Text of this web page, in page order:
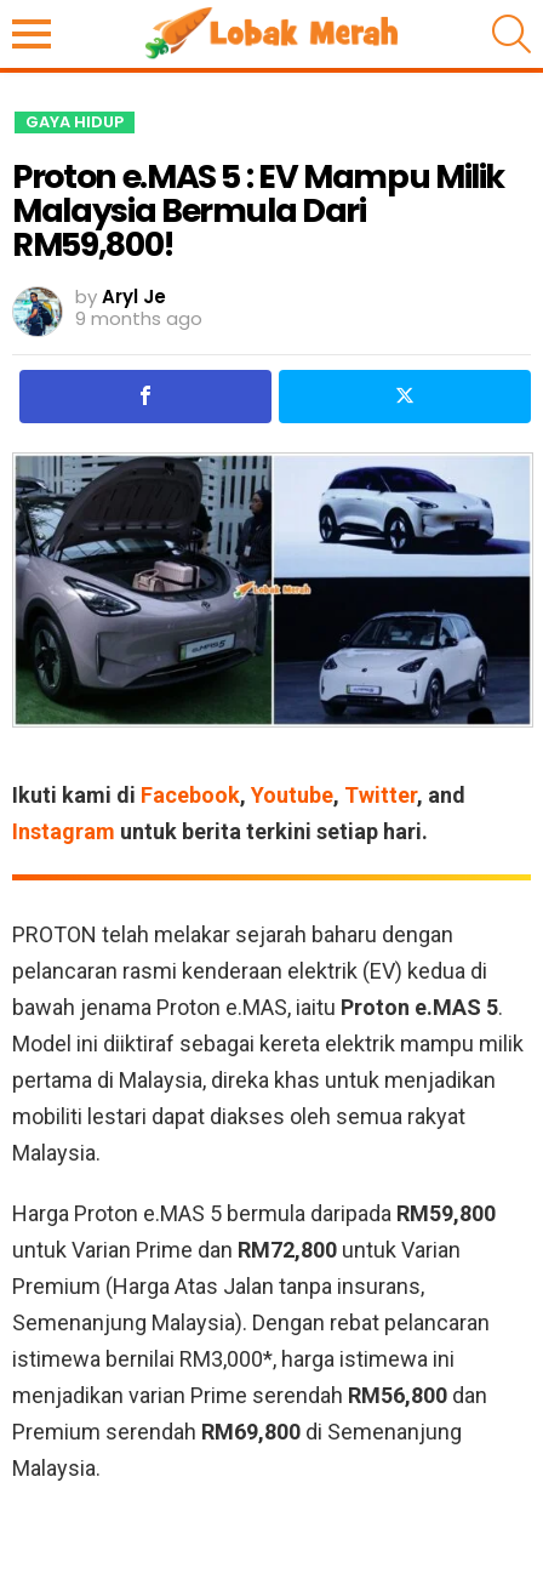
GAYA HIDUP
Proton e.MAS 5 : EV Mampu Milik
Malaysia Bermula Dari
RM59,800!
byAryl Je
9 months ago
Ikuti kami di Facebook, Youtube, Twitter, and
Instagram untuk berita terkini setiap hari.
PROTON telah melakar sejarah baharu dengan
pelancaran rasmi kenderaan elektrik (EV) kedua di
bawah jenama Proton e.MAS, iaitu Proton e.MAS 5.
Model ini diiktiraf sebagai kereta elektrik mampu milik
pertama di Malaysia, direka khas untuk menjadikan
mobiliti lestari dapat diakses oleh semua rakyat
Malaysia.
Harga Proton e.MAS 5 bermula daripada RM59,800
untuk Varian Prime dan RM72,800 untuk Varian
Premium (Harga Atas Jalan tanpa insurans,
Semenanjung Malaysia). Dengan rebat pelancaran
istimewa bernilai RM3,000*, harga istimewa ini
menjadikan varian Prime serendah RM56,800 dan
Premium serendah RM69,800 di Semenanjung
Malaysia.